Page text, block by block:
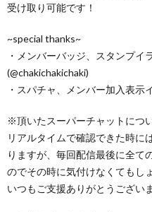
受け取り可能です！
~special thanks~
・メンバーバッジ、スタンプ
(@chakichakichaki)
・スパチャ、メンバー加入表
※頂いたスーパーチャットにつ
リアルタイムで確認できた時に
りますが、毎回配信最後に全て
のでその時に気付けなくてもし
いつもご支援ありがとうござい